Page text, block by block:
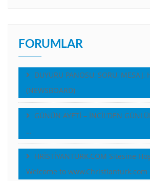
FORUMLAR
DUYURU PANOSU, SORU, MESAJ,
(NEWSBOARD)
GÜNÜN AYETİ – İNCİL’DEN
…
HRİSTİYANTÜRK.COM Sitesine
Welcome to www.Christianturk.com